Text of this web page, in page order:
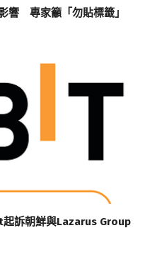
響 專家籲「勿貼標籤」
訴朝鮮與Lazarus Group